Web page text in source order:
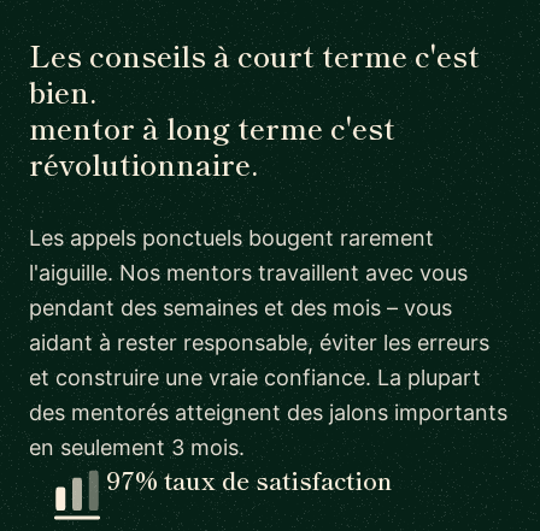
Les conseils à court terme c'est
bien.
mentor à long terme c'est
révolutionnaire.
Les appels ponctuels bougent rarement
l'aiguille. Nos mentors travaillent avec vous
pendant des semaines et des mois – vous
aidant à rester responsable, éviter les erreurs
et construire une vraie confiance. La plupart
des mentorés atteignent des jalons importants
en seulement 3 mois.
97% taux de satisfaction